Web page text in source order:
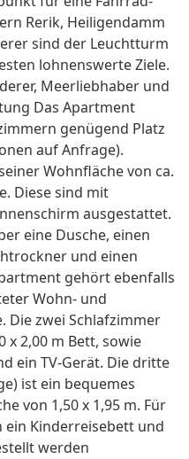
Rerik, Heiligendamm
sind der Leuchtturm
lohnenswerte Ziele.
Meerliebhaber und
Das Apartment
genügend Platz
auf Anfrage).
Wohnfläche von ca.
Diese sind mit
ausgestattet.
eine Dusche, einen
und einen
gehört ebenfalls
Wohn- und
Die zwei Schlafzimmer
x 2,00 m Bett, sowie
ein TV-Gerät. Die dritte
ist ein bequemes
von 1,50 x 1,95 m. Für
ein Kinderreisebett und
werden